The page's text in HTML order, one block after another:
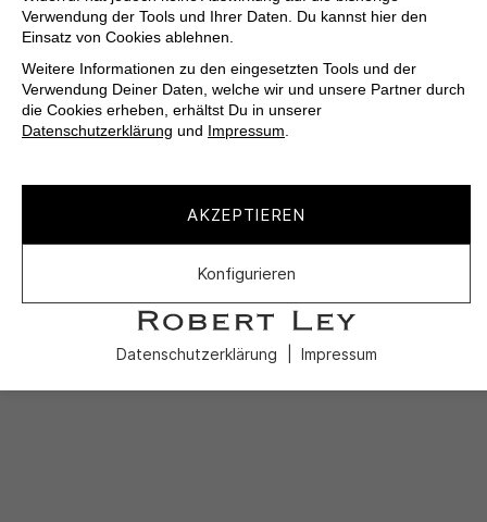
Verwendung der Tools und Ihrer Daten. Du kannst hier den
Einsatz von Cookies ablehnen.
Weitere Informationen zu den eingesetzten Tools und der
Verwendung Deiner Daten, welche wir und unsere Partner durch
die Cookies erheben, erhältst Du in unserer
Datenschutzerklärung und Impressum.
AKZEPTIEREN
Konfigurieren
Datenschutzerklärung Impressum